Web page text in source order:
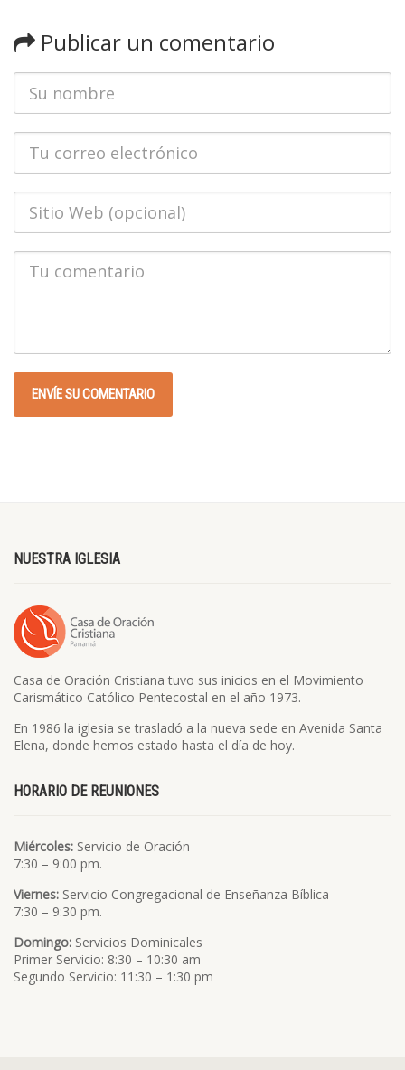
Publicar un comentario
NUESTRA IGLESIA
Casa de Oración Cristiana tuvo sus inicios en el Movimiento
Carismático Católico Pentecostal en el año 1973.
En 1986 la iglesia se trasladó a la nueva sede en Avenida Santa
Elena, donde hemos estado hasta el día de hoy.
HORARIO DE REUNIONES
Miércoles: Servicio de Oración
7:30 – 9:00 pm.
Viernes: Servicio Congregacional de Enseñanza Bíblica
7:30 – 9:30 pm.
Domingo: Servicios Dominicales
Primer Servicio: 8:30 – 10:30 am
Segundo Servicio: 11:30 – 1:30 pm